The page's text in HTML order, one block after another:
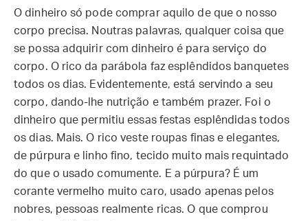
O dinheiro só pode comprar aquilo de que o nosso
corpo precisa. Noutras palavras, qualquer coisa que
se possa adquirir com dinheiro é para serviço do
corpo. O rico da parábola faz esplêndidos banquetes
todos os dias. Evidentemente, está servindo a seu
corpo, dando-lhe nutrição e também prazer. Foi o
dinheiro que permitiu essas festas esplêndidas todos
os dias. Mais. O rico veste roupas finas e elegantes,
de púrpura e linho fino, tecido muito mais requintado
do que o usado comumente. E a púrpura? É um
corante vermelho muito caro, usado apenas pelos
nobres, pessoas realmente ricas. O que comprou